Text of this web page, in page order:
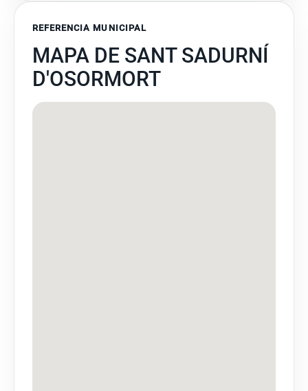
REFERENCIA MUNICIPAL
MAPA DE SANT SADURNÍ
D'OSORMORT